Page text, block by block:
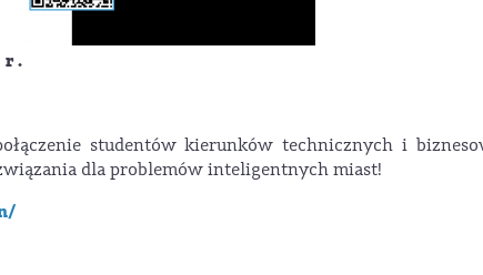
r .
studentów kierunków technicznych i
dla problemów inteligentnych miast!